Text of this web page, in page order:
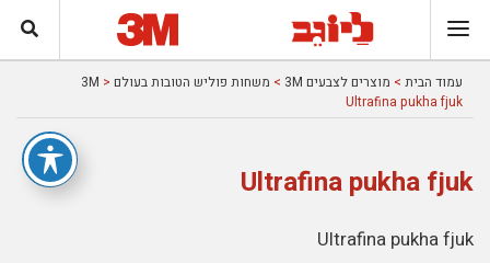
עמוד הבית > מוצרים לצבעים 3M > משחות פוליש הטובות בעולם 3M >
Ultrafina pukha fjuk
Ultrafina pukha fjuk
Ultrafina pukha fjuk